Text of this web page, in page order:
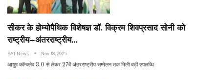
सीकर के होम्योपैथिक विशेषज्ञ डॉ. विक्रम शिवप्रसाद सोनी को
राष्ट्रीय–अंतरराष्ट्रीय…
SAT News Nov 18, 2025
आयुष कॉन्क्लेव 3.0 से लेकर 27वें अंतरराष्ट्रीय सम्मेलन तक मिली बड़ी उपलब्धि